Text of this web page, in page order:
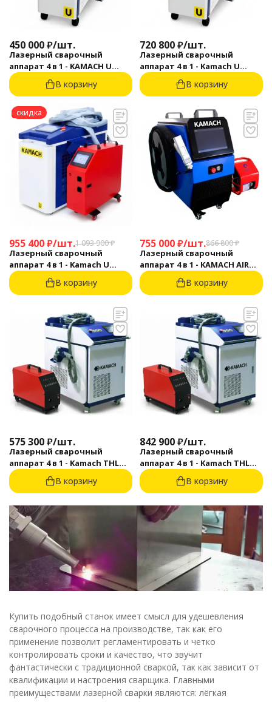
450 000₽/шт.
Лазерный сварочный
аппарат 4 в 1 - KAMACH U
1500BW
В корзину
720 800₽/шт.
Лазерный сварочный
аппарат 4 в 1 - Kamach U
2000RE
В корзину
скидка
955 400₽/шт.1 093 900₽
Лазерный сварочный
аппарат 4 в 1 - Kamach U
3000RA
В корзину
755 000₽/шт.866 800₽
Лазерный сварочный
аппарат 4 в 1 - KAMACH AIR
1500
В корзину
575 300₽/шт.
Лазерный сварочный
аппарат 4 в 1 - Kamach THL
R1500-S
В корзину
842 900₽/шт.
Лазерный сварочный
аппарат 4 в 1 - Kamach THL
R2000-S
В корзину
Купить подобный станок имеет смысл для удешевления
сварочного процесса на производстве, так как его
применение позволит регламентировать и четко
контролировать сроки и качество, что звучит
фантастически с традиционной сваркой, так как зависит от
квалификации и настроения сварщика. Главными
преимуществами лазерной сварки являются: лёгкая